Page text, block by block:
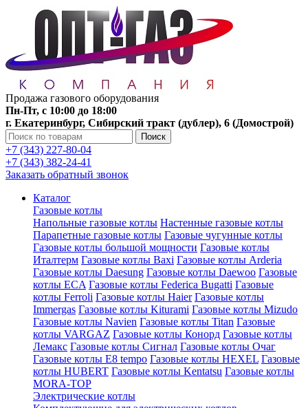
Продажа газового оборудования
Пн-Пт, с 10:00 до 18:00
г. Екатеринбург, Сибирский тракт (дублер), 6 (Домострой)
Поиск
+7 (343) 227-80-04
+7 (343) 382-24-41
Заказать обратный звонок
Каталог
Газовые котлы
Напольные газовые котлы Настенные газовые котлы
Парапетные газовые котлы Газовые чугунные котлы
Газовые котлы большой мощности Газовые котлы
Италтерм Газовые котлы Baxi Газовые котлы Arderia
Газовые котлы Daesung Газовые котлы Daewoo Газовые
котлы ECA Газовые котлы Federica Bugatti Газовые
котлы Ferroli Газовые котлы Haier Газовые котлы
Immergas Газовые котлы Kiturami Газовые котлы Mizudo
Газовые котлы Navien Газовые котлы Titan Газовые
котлы VARGAZ Газовые котлы Конорд Газовые котлы
Лемакс Газовые котлы Сигнал Газовые котлы Очаг
Газовые котлы E8 tempo Газовые котлы HEXEL Газовые
котлы HUBERT Газовые котлы Kentatsu Газовые котлы
MORA-TOP
Электрические котлы